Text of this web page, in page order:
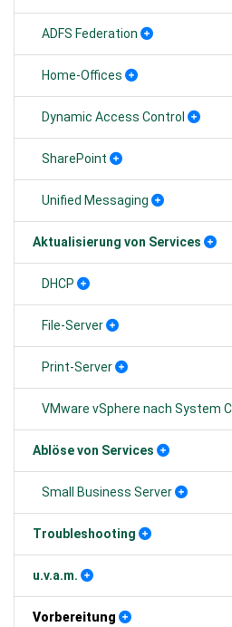
ADFS Federation
Home-Offices
Dynamic Access Control
SharePoint
Unified Messaging
Aktualisierung von Services
DHCP
File-Server
Print-Server
VMware vSphere nach System
Ablöse von Services
Small Business Server
Troubleshooting
u.v.a.m.
Vorbereitung